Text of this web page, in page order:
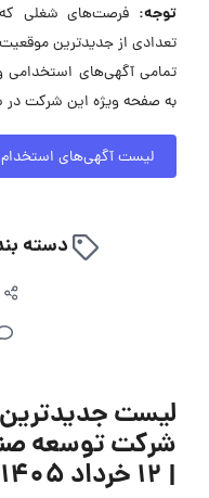
توجه: فرصت‌های شغلی
تعدادی از جدیدترین
تمامی آگهی‌های استخدامی
به صفحه ویژه این شرکت در
لیست آگهی‌های استخدام
دسته
لیست
شرکت توسعه
| ۱۲ خرداد ۱۴۰۵